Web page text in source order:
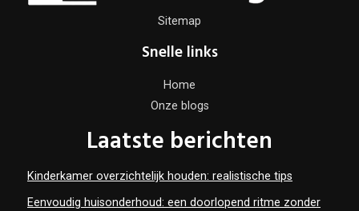
Sitemap
Snelle links
Home
Onze blogs
Laatste berichten
Kinderkamer overzichtelijk houden: realistische tips
Eenvoudig huisonderhoud: een doorlopend ritme zonder